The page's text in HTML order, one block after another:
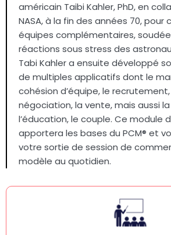
américain Taibi Kahler, PhD, en
NASA, à la fin des années 70, pour
équipes complémentaires,
réactions sous stress des
Tabi Kahler a ensuite développé
de multiples applicatifs dont le
cohésion d’équipe, le
négociation, la vente, mais aussi
l’éducation, le couple. Ce module
apportera les bases du PCM® et
votre sortie de session de
modèle au quotidien.